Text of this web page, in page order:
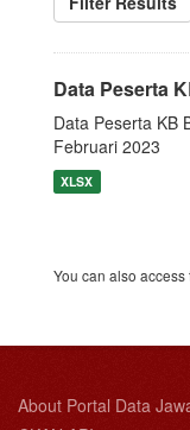
Data Peserta
Data Peserta KB
Februari 2023
XLSX
You can also
About Portal Data